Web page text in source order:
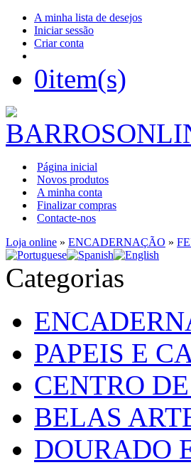
A minha lista de desejos
Iniciar sessão
Criar conta
0item(s)
Página inicial
Novos produtos
A minha conta
Finalizar compras
Contacte-nos
Loja online » ENCADERNAÇÃO »
Categorias
PAPEIS E
CENTRO
BELAS
DOURADO